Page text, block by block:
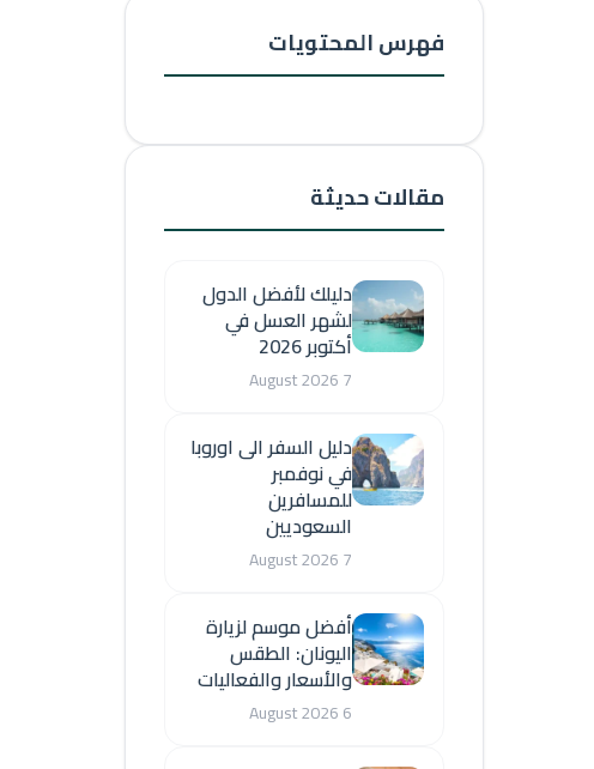
فهرس المحتويات
مقالات حديثة
دليلك لأفضل الدول
لشهر العسل في
أكتوبر 2026
7 August 2026
دليل السفر الى اوروبا
في نوفمبر
للمسافرين
السعوديين
7 August 2026
أفضل موسم لزيارة
اليونان: الطقس
والأسعار والفعاليات
6 August 2026